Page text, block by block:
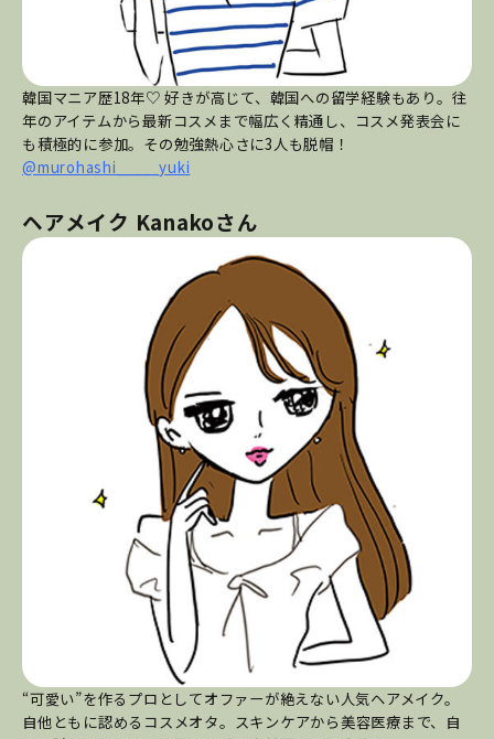
韓国マニア歴18年♡ 好きが高じて、韓国への留学経験もあり。往
年のアイテムから最新コスメまで幅広く精通し、コスメ発表会に
も積極的に参加。その勉強熱心さに3人も脱帽！
@murohashi_____yuki
ヘアメイク Kanakoさん
“可愛い”を作るプロとしてオファーが絶えない人気ヘアメイク。
自他ともに認めるコスメオタ。スキンケアから美容医療まで、自